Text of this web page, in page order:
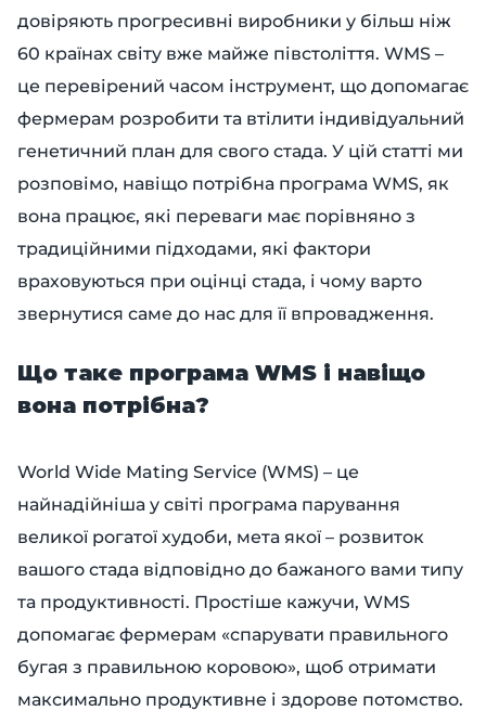
довіряють прогресивні виробники у більш ніж
60 країнах світу вже майже півстоліття. WMS –
це перевірений часом інструмент, що допомагає
фермерам розробити та втілити індивідуальний
генетичний план для свого стада. У цій статті ми
розповімо, навіщо потрібна програма WMS, як
вона працює, які переваги має порівняно з
традиційними підходами, які фактори
враховуються при оцінці стада, і чому варто
звернутися саме до нас для її впровадження.
Що таке програма WMS і навіщо
вона потрібна?
World Wide Mating Service (WMS) – це
найнадійніша у світі програма парування
великої рогатої худоби, мета якої – розвиток
вашого стада відповідно до бажаного вами типу
та продуктивності. Простіше кажучи, WMS
допомагає фермерам «спарувати правильного
бугая з правильною коровою», щоб отримати
максимально продуктивне і здорове потомство.